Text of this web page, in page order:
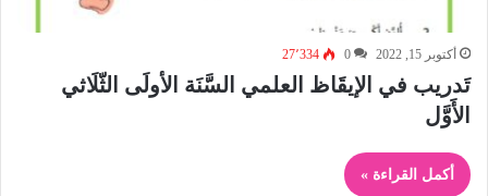
أكتوبر 15, 2022 0 27٬334
تَدريب في الإيقَاظ العلمي السَّنَة الأولَى الثّلَاثي
الأَوَّل
أكمل القراءة »